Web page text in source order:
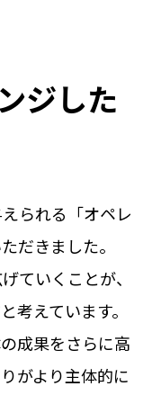
ジした
られる「オペレ
だきました。
ていくことが、
考えています。
成果をさらに高
がより主体的に